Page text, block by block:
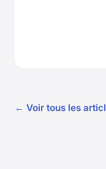
← Voir tous les